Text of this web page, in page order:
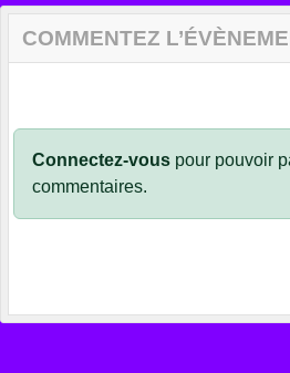
COMMENTEZ
Connectez-vous pour pouvoir
commentaires.